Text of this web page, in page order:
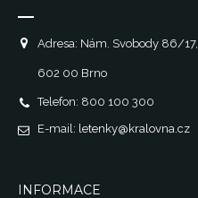
Adresa: Nám. Svobody 86/17,
602 00 Brno
Telefon: 800 100 300
E-mail: letenky@kralovna.cz
INFORMACE